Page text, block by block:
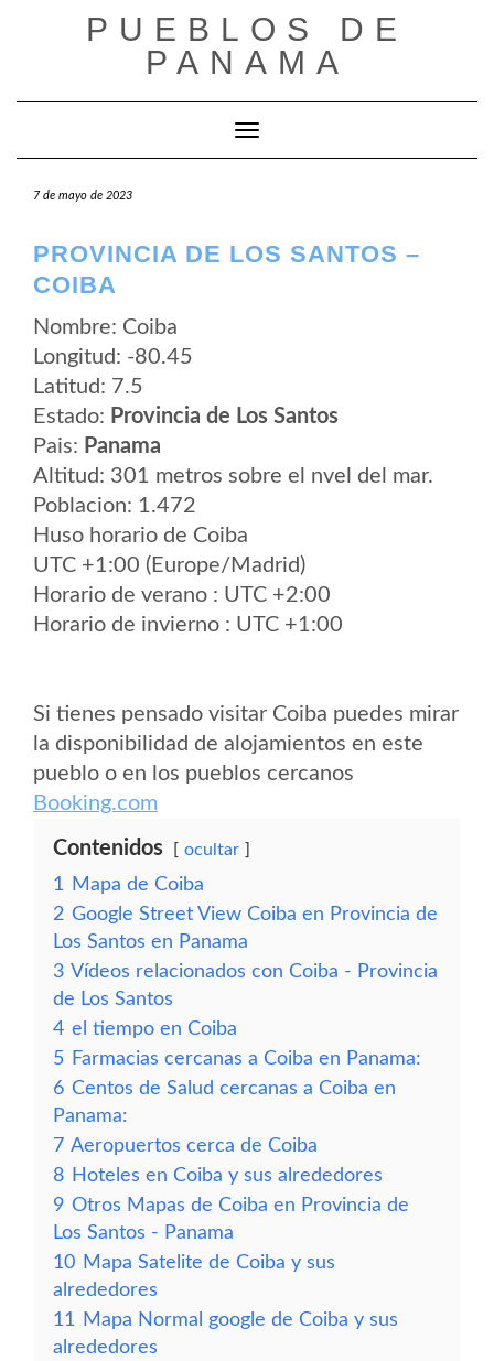
PUEBLOS DE
PANAMA
Cambiar modo de navegación
7 de mayo de 2023
PROVINCIA DE LOS SANTOS –
COIBA
Nombre: Coiba
Longitud: -80.45
Latitud: 7.5
Estado: Provincia de Los Santos
Pais: Panama
Altitud: 301 metros sobre el nvel del mar.
Poblacion: 1.472
Huso horario de Coiba
UTC +1:00 (Europe/Madrid)
Horario de verano : UTC +2:00
Horario de invierno : UTC +1:00
Si tienes pensado visitar Coiba puedes mirar
la disponibilidad de alojamientos en este
pueblo o en los pueblos cercanos
Booking.com
Contenidos ocultar
1
Mapa de Coiba
2 Google Street View Coiba en Provincia de
Los Santos en Panama
3 Vídeos relacionados con Coiba - Provincia
de Los Santos
4 el tiempo en Coiba
5 Farmacias cercanas a Coiba en Panama:
6 Centos de Salud cercanas a Coiba en
Panama:
7 Aeropuertos cerca de Coiba
8 Hoteles en Coiba y sus alrededores
9 Otros Mapas de Coiba en Provincia de
Los Santos - Panama
10 Mapa Satelite de Coiba y sus
alrededores
11
Mapa Normal google de Coiba y sus
alrededores